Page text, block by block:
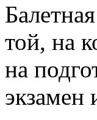
той, на
на
экзамен